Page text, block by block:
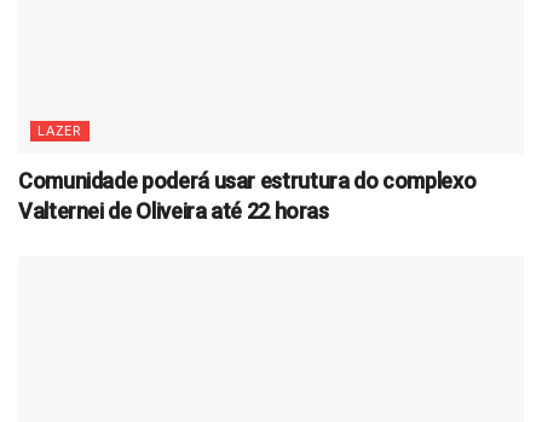
LAZER
Comunidade poderá usar estrutura do complexo
Valternei de Oliveira até 22 horas